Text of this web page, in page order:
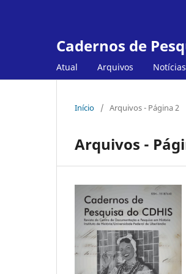
Cadernos de
Atual Arquivos Notícias
Início / Arquivos - Página 2
Arquivos -